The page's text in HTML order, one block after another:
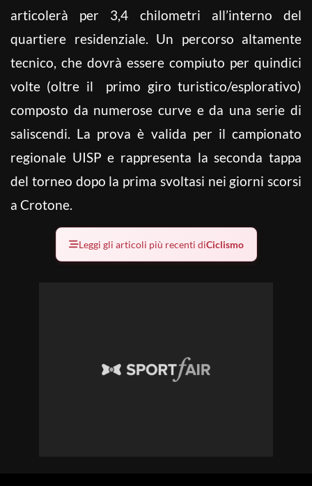
articolerà per 3,4 chilometri all’interno del
quartiere residenziale. Un percorso altamente
tecnico, che dovrà essere compiuto per quindici
volte (oltre il primo giro turistico/esplorativo)
composto da numerose curve e da una serie di
saliscendi. La prova è valida per il campionato
regionale UISP e rappresenta la seconda tappa
del torneo dopo la prima svoltasi nei giorni scorsi
a Crotone.
Leggi gli articoli più recenti diCiclismo